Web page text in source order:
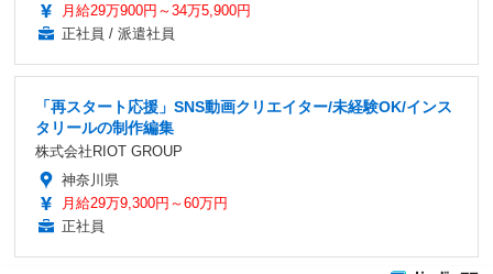
月給29万900円～34万5,900円
正社員 / 派遣社員
「再スタート応援」SNS動画クリエイター/未経験OK/インス
タリールの制作編集
株式会社RIOT GROUP
神奈川県
月給29万9,300円～60万円
正社員